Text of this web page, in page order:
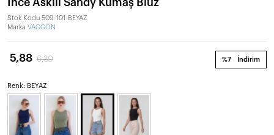
İnce Askılı Sandy Kumaş Bluz
Stok Kodu 509-101-BEYAZ
Marka VAGGON
%7 İndirim
5,88 6,30
Renk: BEYAZ